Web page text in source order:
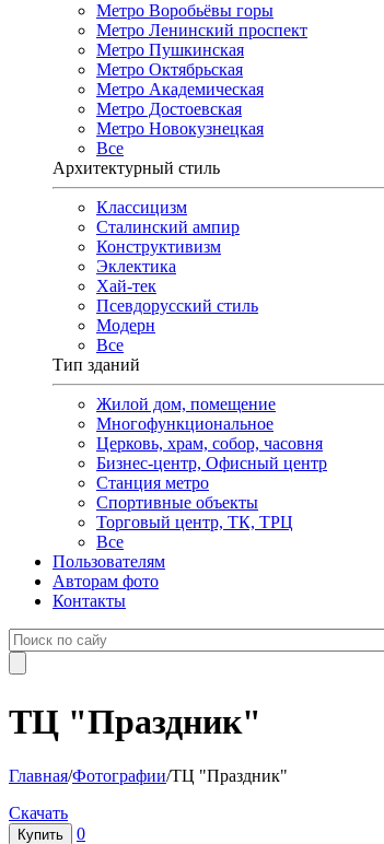
Метро Воробьёвы горы
Метро Ленинский проспект
Метро Пушкинская
Метро Октябрьская
Метро Академическая
Метро Достоевская
Метро Новокузнецкая
Все
Архитектурный стиль
Классицизм
Сталинский ампир
Конструктивизм
Эклектика
Хай-тек
Псевдорусский стиль
Модерн
Все
Тип зданий
Жилой дом, помещение
Многофункциональное
Церковь, храм, собор, часовня
Бизнес-центр, Офисный центр
Станция метро
Спортивные объекты
Торговый центр, ТК, ТРЦ
Все
Пользователям
Авторам фото
Контакты
ТЦ "Праздник"
Главная/Фотографии/ТЦ "Праздник"
Cкачать
0